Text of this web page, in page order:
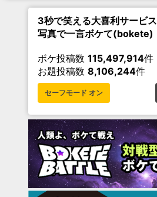
3秒で笑える大喜利サービス
写真で一言ボケて(bokete)
ボケ投稿数 115,497,914件
お題投稿数 8,106,244件
セーフモード オン